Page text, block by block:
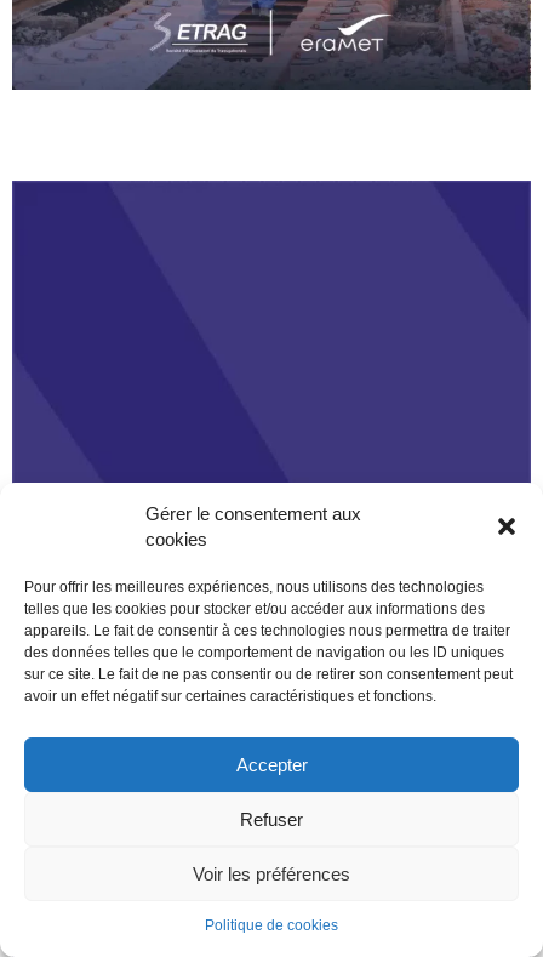
Gérer le consentement aux
cookies
Pour offrir les meilleures expériences, nous utilisons des technologies
telles que les cookies pour stocker et/ou accéder aux informations des
appareils. Le fait de consentir à ces technologies nous permettra de traiter
des données telles que le comportement de navigation ou les ID uniques
sur ce site. Le fait de ne pas consentir ou de retirer son consentement peut
avoir un effet négatif sur certaines caractéristiques et fonctions.
Accepter
Refuser
Voir les préférences
Politique de cookies